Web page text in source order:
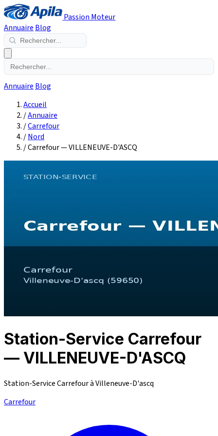
Passion Moteur
Annuaire Blog
Annuaire Blog
Accueil
/Annuaire
/Carrefour
/Nord
/Carrefour — VILLENEUVE-D'ASCQ
Station-Service Carrefour
— VILLENEUVE-D'ASCQ
Station-Service Carrefour à Villeneuve-D'ascq
Carrefour